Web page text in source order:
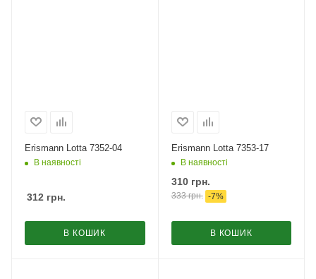
Erismann Lotta 7352-04
В наявності
312 грн.
В КОШИК
Erismann Lotta 7353-17
В наявності
310грн.
333грн. -7%
В КОШИК